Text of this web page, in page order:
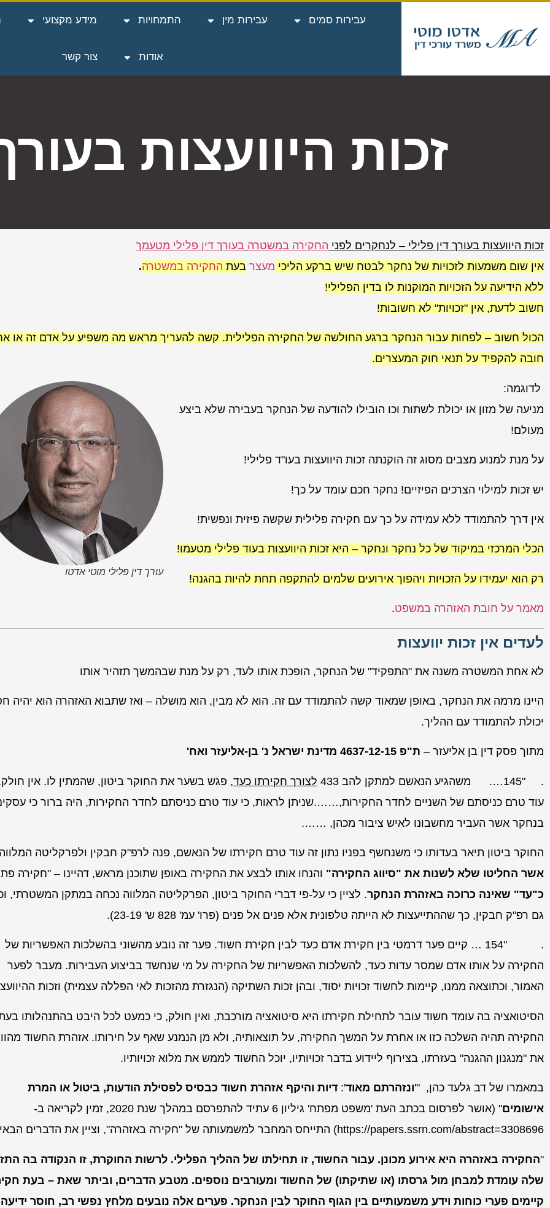
עבירות סמים עבירות מין התמחויות מידע מקצועי
אודות צור קשר
זכות היוועצות
זכות היוועצות בעורך דין פלילי – לנחקרים לפני החקירה במשטרה בעורך דין פלילי מטעמך
אין שום משמעות לזכויות של נחקר לבטח שיש ברקע הליכי מעצר בעת החקירה במשטרה.
ללא הידיעה על הזכויות המוקנות לו בדין הפלילי!
חשוב לדעת, אין "זכויות" לא חשובות!
הכול חשוב – לפחות עבור הנחקר ברגע החולשה של החקירה הפלילית. קשה להעריך מראש מה משפיע על אדם זה או
חובה להקפיד על תנאי חוק המעצרים.
עורך דין פלילי מוטי אדטו
לדוגמה:
מניעה של מזון או יכולת לשתות וכו הובילו להודעה של הנחקר בעבירה שלא ביצע
מעולם!
על מנת למנוע מצבים מסוג זה הוקנתה זכות היוועצות בעו"ד פלילי!
יש זכות למילוי הצרכים הפיזיים! נחקר חכם עומד על כך!
אין דרך להתמודד ללא עמידה על כך עם חקירה פלילית שקשה פיזית ונפשית!
הכלי המרכזי במיקוד של כל נחקר ונחקר – היא זכות היוועצות בעוד פלילי מטעמו!
רק הוא יעמידו על הזכויות ויהפוך אירועים שלמים להתקפה תחת להיות בהגנה!
מאמר על חובת האזהרה במשפט.
לעדים אין זכות יוועצות
לא אחת המשטרה משנה את "התפקיד" של הנחקר, הופכת אותו לעד, רק על מנת שבהמשך תזהיר אותו
היינו מרמה את הנחקר, באופן שמאוד קשה להתמודד עם זה. הוא לא מבין, הוא מושלה – ואז שתבוא האזהרה הוא יהיה
יכולת להתמודד עם ההליך.
מתוך פסק דין בן אליעזר – ת"פ 4637-12-15 מדינת ישראל נ' בן-אליעזר ואח'
. "145…. משהגיע הנאשם למתקן להב 433 לצורך חקירתו כעד, פגש בשער את החוקר ביטון, שהמתין לו. אין
עוד טרם כניסתם של השניים לחדר החקירות,…….שניתן לראות, כי עוד טרם כניסתם לחדר החקירות, היה ברור כי
בנחקר אשר העביר מחשבונו לאיש ציבור מכהן, …….
החוקר ביטון תיאר בעדותו כי משנחשף בפניו נתון זה עוד טרם חקירתו של הנאשם, פנה לרפ"ק חבקין ולפרקליטה
אשר החליטו שלא לשנות את "סיווג החקירה" והנחו אותו לבצע את החקירה באופן שתוכנן מראש, דהיינו – "חקירה
כ"עד" שאינה כרוכה באזהרת הנחקר. לציין כי על-פי דברי החוקר ביטון, הפרקליטה המלווה נכחה במתקן המשטרתי,
גם רפ"ק חבקין, כך שההתייעצות לא הייתה טלפונית אלא פנים אל פנים (פרו' עמ' 828 ש' 23-19).
. "154 … קיים פער דרמטי בין חקירת אדם כעד לבין חקירת חשוד. פער זה נובע מהשוני בהשלכות האפשריות של
החקירה על אותו אדם שמסר עדות כעד, להשלכות האפשריות של החקירה על מי שנחשד בביצוע העבירות. מעבר לפער
האמור, וכתוצאה ממנו, קיימות לחשוד זכויות יסוד, ובהן זכות השתיקה (הנגזרת מהזכות לאי הפללה עצמית) וזכות
הסיטואציה בה עומד חשוד עובר לתחילת חקירתו היא סיטואציה מורכבת, ואין חולק, כי כמעט לכל היבט בהתנהלותו
החקירה תהיה השלכה כזו או אחרת על המשך החקירה, על תוצאותיה, ולא מן הנמנע שאף על חירותו. אזהרת החשוד
את "מנגנון ההגנה" בעזרתו, בצירוף ליידוע בדבר זכויותיו, יוכל החשוד לממש את מלוא זכויותיו.
במאמרו של דב גלעד כהן, "'ונזהרתם מאוד': דיות והיקף אזהרת חשוד כבסיס לפסילת הודעות, ביטול או המרת
אישומים
" (אושר לפרסום בכתב העת 'משפט מפתח' גיליון 6 עתיד להתפרסם במהלך שנת 2020, זמין לקריאה ב-
https://papers.ssrn.com/abstract=3308696) התייחס המחבר למשמעותה של "חקירה באזהרה", וציין את הדברים הבאים:
"החקירה באזהרה היא אירוע מכונן. עבור החשוד, זו תחילתו של ההליך הפלילי. לרשות החוקרת, זו הנקודה בה
שלה עומדת למבחן מול גרסתו (או שתיקתו) של החשוד ומעורבים נוספים. מטבע הדברים, וביתר שאת – בעת
קיימים פערי כוחות וידע משמעותיים בין הגוף החוקר לבין הנחקר. פערים אלה נובעים מלחץ נפשי רב, חוסר ידיעה